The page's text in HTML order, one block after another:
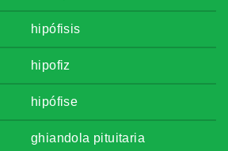
hipófisis
hipofiz
hipófise
ghiandola pituitaria